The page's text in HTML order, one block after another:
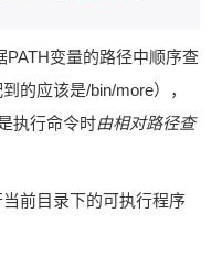
变量的路径中顺序查
的应该是/bin/more），
执行命令时由相对路径查
前目录下的可执行程序